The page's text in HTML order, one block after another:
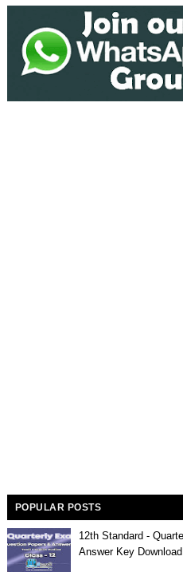
POPULAR POSTS
12th Standard -
Answer Key Download